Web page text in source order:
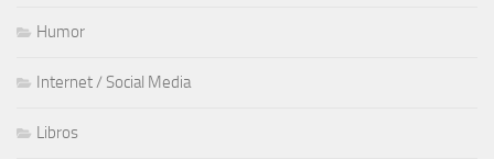
Humor
Internet / Social Media
Libros